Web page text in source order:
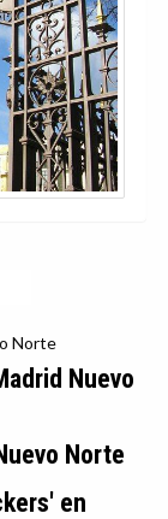
Nuevo
Norte
en